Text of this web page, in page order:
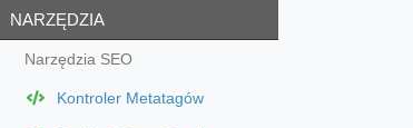
NARZĘDZIA
Narzędzia SEO
Kontroler Metatagów